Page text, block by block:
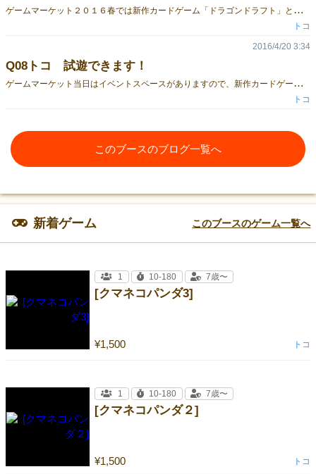
ゲ
ームマーケット２０１６春では新作カードゲーム「ドラゴンドラフト」とともに、旧作ゲームもご用意いたします。 ただし、あまり数をご用意出来ませんので、確実に手に入れたい方は取り置き予約をお勧めいたします。 是非ご利用ください。 http://www.to-co.net/
トコ
Q08トコ 試遊できます！
ゲ
ームマーケット当日はイベントスペースがありますので、新作カードゲーム「ドラゴンドラフト」が試遊できます！ ご家族やお友達を誘って、是非トコブースまで遊びに来てくださいね♪ http://www.to-co.net/
2016/4/20 3:34
トコ
このブースのブログ一覧へ
新着ゲーム このブースのゲーム一覧へ
[クマネコパンダ3]
¥1,500
1 10-180 7歳〜
トコ
[クマネコパンダ２]
¥1,500
1 10-180 7歳〜
トコ